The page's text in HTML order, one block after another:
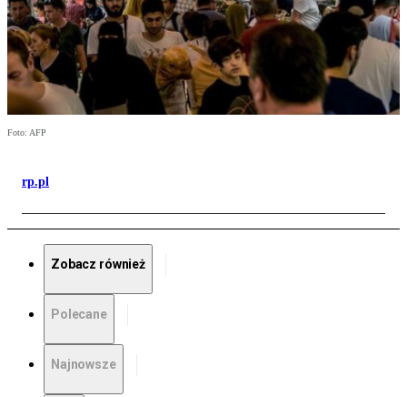
Foto: AFP
rp.pl
Zobacz również
Polecane
Najnowsze